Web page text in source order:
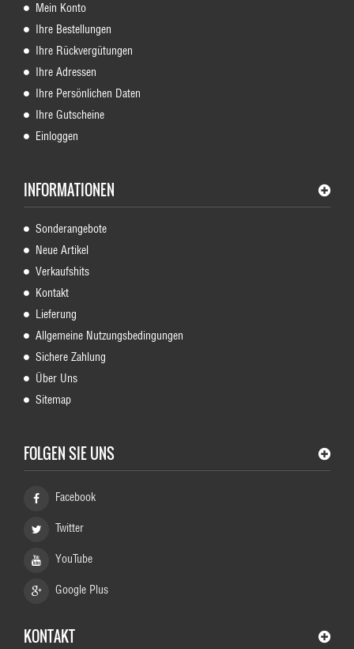
Mein Konto
Ihre Bestellungen
Ihre Rückvergütungen
Ihre Adressen
Ihre Persönlichen Daten
Ihre Gutscheine
Einloggen
INFORMATIONEN
Sonderangebote
Neue Artikel
Verkaufshits
Kontakt
Lieferung
Allgemeine Nutzungsbedingungen
Sichere Zahlung
Über Uns
Sitemap
FOLGEN SIE UNS
Facebook
Twitter
YouTube
Google Plus
KONTAKT